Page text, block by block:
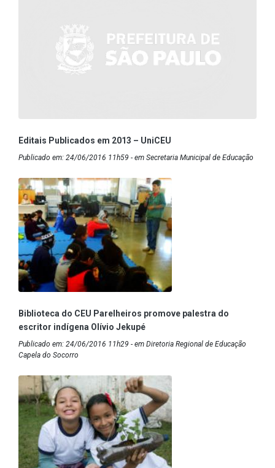
Editais Publicados em 2013 – UniCEU
Publicado em: 24/06/2016 11h59 - em Secretaria Municipal de Educação
Biblioteca do CEU Parelheiros promove palestra do
escritor indígena Olívio Jekupé
Publicado em: 24/06/2016 11h29 - em Diretoria Regional de Educação
Capela do Socorro